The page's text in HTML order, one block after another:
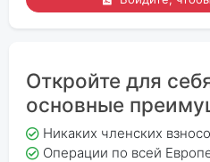
Откройте для
основные
Никаких членских
Операции по всей